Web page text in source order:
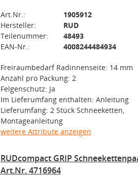
Art.Nr.:
1905912
Hersteller:
RUD
Teilenummer:
48493
EAN-Nr.:
4008244484934
Freiraumbedarf Radinnenseite: 14 mm
Anzahl pro Packung: 2
Felgenschutz: Ja
Im Lieferumfang enthalten: Anleitung
Lieferumfang: 2 Stück Schneeketten,
Montageanleitung
weitere Attribute anzeigen
RUDcompact GRIP
Art.Nr. 4716964